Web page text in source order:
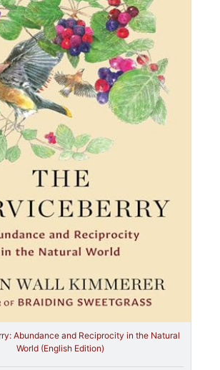
Abundance and Reciprocity in the Natural
World (English Edition)